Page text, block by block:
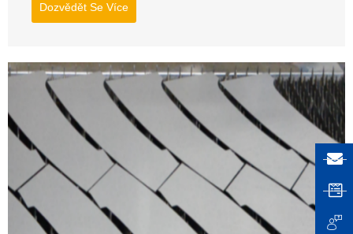
Dozvědět Se Více